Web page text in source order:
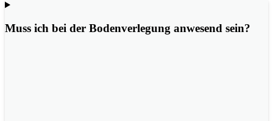
Muss ich bei der Bodenverlegung anwesend sein?